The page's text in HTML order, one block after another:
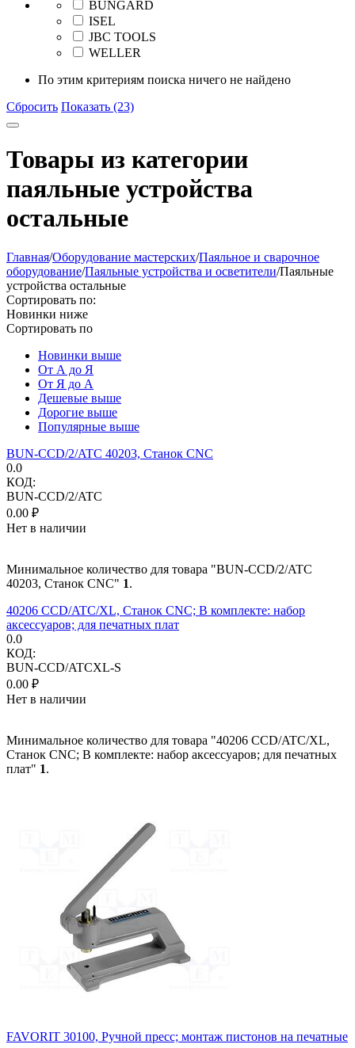
BUNGARD
ISEL
JBC TOOLS
WELLER
По этим критериям поиска ничего не найдено
Сбросить Показать (23)
Товары из категории
паяльные устройства
остальные
Главная/Оборудование мастерских/Паяльное и сварочное
оборудование/Паяльные устройства и осветители/Паяльные
устройства остальные
Сортировать по:
Новинки ниже
Сортировать по
Новинки выше
От А до Я
От Я до А
Дешевые выше
Дорогие выше
Популярные выше
BUN-CCD/2/ATC 40203, Станок CNC
0.0
КОД:
BUN-CCD/2/ATC
0.00 ₽
Нет в наличии
Минимальное количество для товара "BUN-CCD/2/ATC
40203, Станок CNC" 1.
40206 CCD/ATC/XL, Станок CNC; В комплекте: набор
аксессуаров; для печатных плат
0.0
КОД:
BUN-CCD/ATCXL-S
0.00 ₽
Нет в наличии
Минимальное количество для товара "40206 CCD/ATC/XL,
Станок CNC; В комплекте: набор аксессуаров; для печатных
плат" 1.
FAVORIT 30100, Ручной пресс; монтаж пистонов на печатные